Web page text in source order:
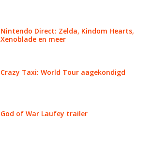
Nintendo Direct: Zelda, Kindom Hearts,
Xenoblade en meer
Crazy Taxi: World Tour aagekondigd
God of War Laufey trailer